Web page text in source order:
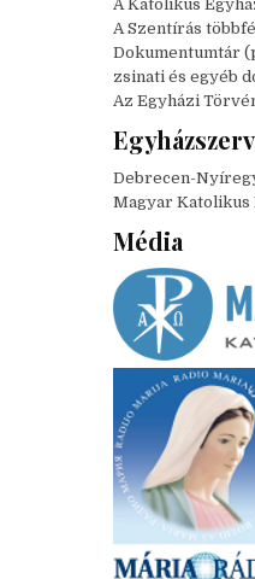
A Katolikus
A Szentírás
Dokumentumtár
zsinati és egyéb
Az Egyházi
Debrecen-
Magyar Katolikus
Média